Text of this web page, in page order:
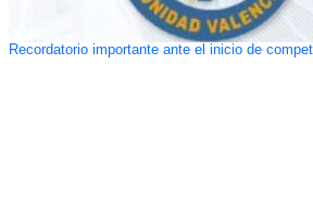
Recordatorio importante ante el inicio de